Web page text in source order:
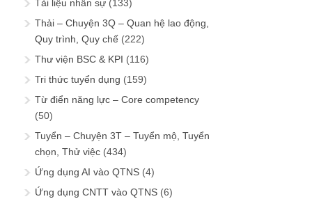
Tài liệu nhân sự (133)
Thải – Chuyện 3Q – Quan hệ lao động,
Quy trình, Quy chế (222)
Thư viện BSC & KPI (116)
Tri thức tuyển dụng (159)
Từ điển năng lực – Core competency
(50)
Tuyển – Chuyện 3T – Tuyển mộ, Tuyển
chọn, Thử việc (434)
Ứng dụng AI vào QTNS (4)
Ứng dụng CNTT vào QTNS (6)